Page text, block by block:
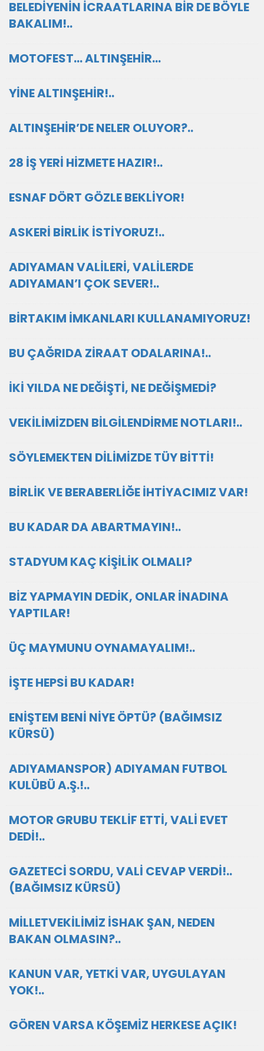
BELEDİYENİN İCRAATLARINA BİR DE BÖYLE
BAKALIM!..
MOTOFEST… ALTINŞEHİR…
YİNE ALTINŞEHİR!..
ALTINŞEHİR’DE NELER OLUYOR?..
28 İŞ YERİ HİZMETE HAZIR!..
ESNAF DÖRT GÖZLE BEKLİYOR!
ASKERİ BİRLİK İSTİYORUZ!..
ADIYAMAN VALİLERİ, VALİLERDE
ADIYAMAN’I ÇOK SEVER!..
BİRTAKIM İMKANLARI KULLANAMIYORUZ!
BU ÇAĞRIDA ZİRAAT ODALARINA!..
İKİ YILDA NE DEĞİŞTİ, NE DEĞİŞMEDİ?
VEKİLİMİZDEN BİLGİLENDİRME NOTLARI!..
SÖYLEMEKTEN DİLİMİZDE TÜY BİTTİ!
BİRLİK VE BERABERLİĞE İHTİYACIMIZ VAR!
BU KADAR DA ABARTMAYIN!..
STADYUM KAÇ KİŞİLİK OLMALI?
BİZ YAPMAYIN DEDİK, ONLAR İNADINA
YAPTILAR!
ÜÇ MAYMUNU OYNAMAYALIM!..
İŞTE HEPSİ BU KADAR!
ENİŞTEM BENİ NİYE ÖPTÜ? (BAĞIMSIZ
KÜRSÜ)
ADIYAMANSPOR) ADIYAMAN FUTBOL
KULÜBÜ A.Ş.!..
MOTOR GRUBU TEKLİF ETTİ, VALİ EVET
DEDİ!..
GAZETECİ SORDU, VALİ CEVAP VERDİ!..
(BAĞIMSIZ KÜRSÜ)
MİLLETVEKİLİMİZ İSHAK ŞAN, NEDEN
BAKAN OLMASIN?..
KANUN VAR, YETKİ VAR, UYGULAYAN
YOK!..
GÖREN VARSA KÖŞEMİZ HERKESE AÇIK!